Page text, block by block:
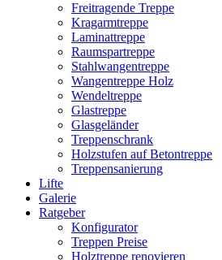
Freitragende Treppe
Kragarmtreppe
Laminattreppe
Raumspartreppe
Stahlwangentreppe
Wangentreppe Holz
Wendeltreppe
Glastreppe
Glasgeländer
Treppenschrank
Holzstufen auf Betontreppe
Treppensanierung
Lifte
Galerie
Ratgeber
Konfigurator
Treppen Preise
Holztreppe renovieren